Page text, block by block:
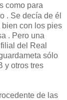
como para
. Se decía de él
con los pies
. Pero una
del Real
sólo
y otros tres
de las